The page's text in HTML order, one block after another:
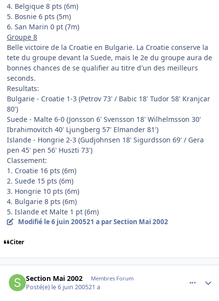
4. Belgique 8 pts (6m)
5. Bosnie 6 pts (5m)
6. San Marin 0 pt (7m)
Groupe 8
Belle victoire de la Croatie en Bulgarie. La Croatie conserve la
tete du groupe devant la Suede, mais le 2e du groupe aura de
bonnes chances de se qualifier au titre d'un des meilleurs
seconds.
Resultats:
Bulgarie - Croatie 1-3 (Petrov 73' / Babic 18' Tudor 58' Kranjcar
80')
Suede - Malte 6-0 (Jonsson 6' Svensson 18' Wilhelmsson 30'
Ibrahimovitch 40' Ljungberg 57' Elmander 81')
Islande - Hongrie 2-3 (Gudjohnsen 18' Sigurdsson 69' / Gera
pen 45' pen 56' Huszti 73')
Classement:
1. Croatie 16 pts (6m)
2. Suede 15 pts (6m)
3. Hongrie 10 pts (6m)
4. Bulgarie 8 pts (6m)
5. Islande et Malte 1 pt (6m)
Modifié le 6 juin 200521 a par Section Mai 2002
Citer
Section Mai 2002 Membres Forum
Posté(e) le 6 juin 200521 a